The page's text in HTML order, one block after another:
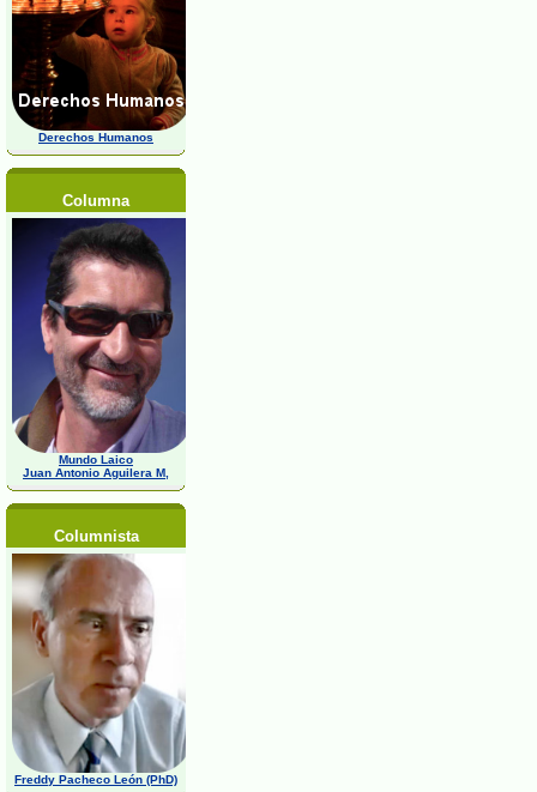
Derechos Humanos
Columna
Mundo Laico
Juan Antonio Aguilera M,
Columnista
Freddy Pacheco León (PhD)